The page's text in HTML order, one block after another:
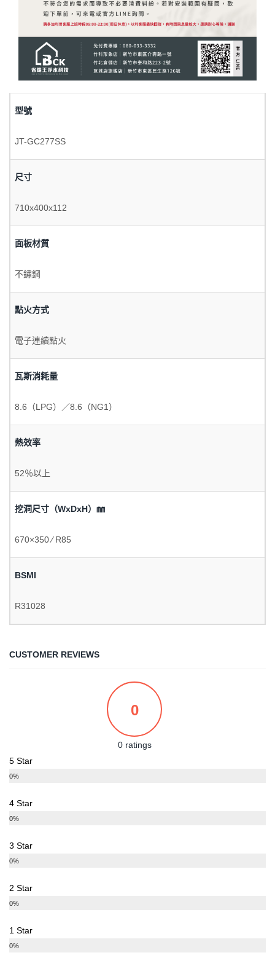
型號
JT-GC277SS
尺寸
710x400x112
面板材質
不鏽鋼
點火方式
電子連續點火
瓦斯消耗量
8.6（LPG）／8.6（NG1）
熱效率
52％以上
挖洞尺寸（WxDxH）㎜
670×350 ∕ R85
BSMI
R31028
CUSTOMER REVIEWS
0
0 ratings
5 Star
0%
4 Star
0%
3 Star
0%
2 Star
0%
1 Star
0%